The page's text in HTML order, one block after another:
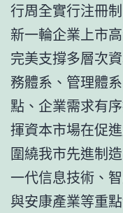
行周全實行注冊
新一輪企業上市
完美支撐多層次
務體系、管理體
點、企業需求有
揮資本市場在促
圍繞我市先進制
一代信息技術、
與安康產業等重